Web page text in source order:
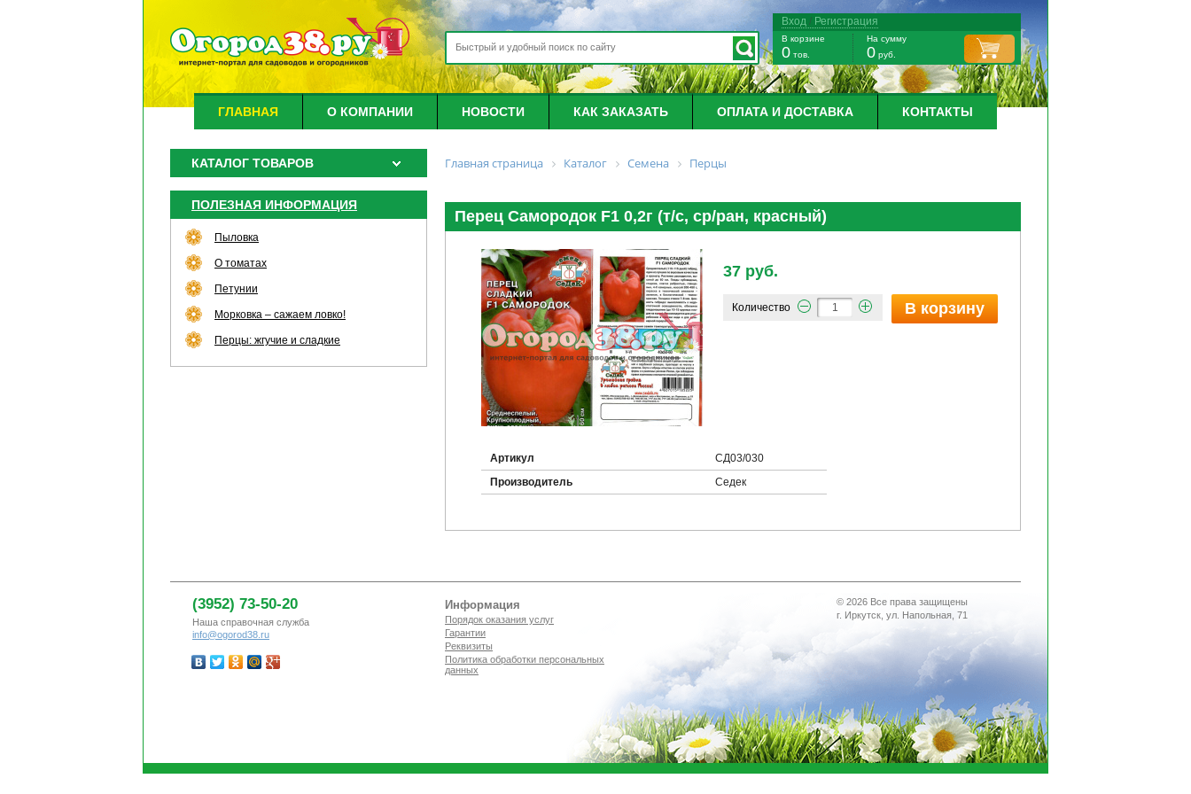
Вход / Регистрация
В корзине
0 тов.
На сумму
0 руб.
ГЛАВНАЯ О КОМПАНИИ НОВОСТИ КАК ЗАКАЗАТЬ ОПЛАТА И ДОСТАВКА КОНТАКТЫ
КАТАЛОГ ТОВАРОВ
ПОЛЕЗНАЯ ИНФОРМАЦИЯ
Пыловка
О томатах
Петунии
Морковка – сажаем ловко!
Перцы: жгучие и сладкие
Главная страница Каталог Семена Перцы
Перец Самородок F1 0,2г (т/с, ср/ран, красный)
37 руб.
Количество В корзину
Артикул
СД03/030
Производитель
Седек
(3952) 73-50-20
Наша справочная служба
info@ogorod38.ru
Информация
Порядок оказания услуг
Гарантии
Реквизиты
Политика обработки персональных
данных
© 2026 Все права защищены
г. Иркутск, ул. Напольная, 71